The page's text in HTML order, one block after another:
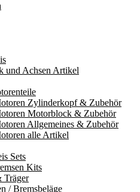
und Achsen Artikel
Zylinderkopf & Zubehör
Motorblock & Zubehör
Allgemeines & Zubehör
alle Artikel
Sets
Kits
Träger
/ Bremsbeläge